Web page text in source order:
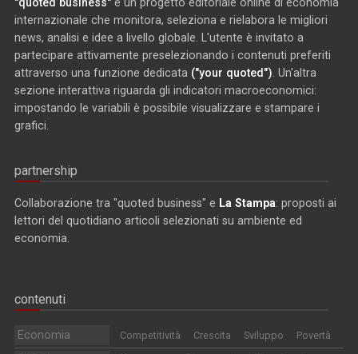
"quoted business" è un progetto editoriale online di economia
internazionale che monitora, seleziona e rielabora le migliori
news, analisi e idee a livello globale. L'utente è invitato a
partecipare attivamente preselezionando i contenuti preferiti
attraverso una funzione dedicata ("your quoted"). Un'altra
sezione interattiva riguarda gli indicatori macroeconomici:
impostando le variabili è possibile visualizzare e stampare i
grafici.
partnership
Collaborazione tra "quoted business" e La Stampa: proposti ai
lettori del quotidiano articoli selezionati su ambiente ed
economia.
contenuti
Economia Competitività Crescita Sviluppo Povertà